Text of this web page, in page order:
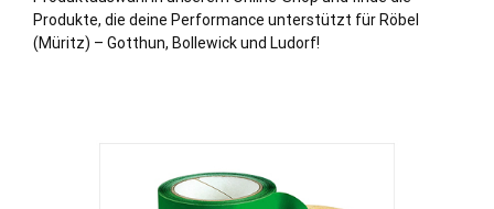
Produkte, die deine Performance unterstützt für Röbel
(Müritz) – Gotthun, Bollewick und Ludorf!